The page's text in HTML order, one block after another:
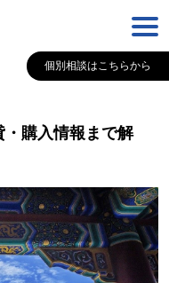
個別相談はこちらから
購入情報まで解